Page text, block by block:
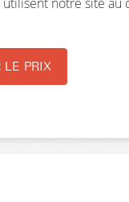
LE PRIX